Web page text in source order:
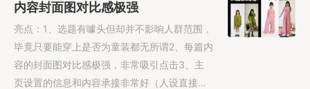
内容封面图对比感极强
亮点：1、选题有噱头但却并不影响人群范围，
毕竟只要能穿上是否为童装都无所谓2、每篇内
容的封面图对比感极强，非常吸引点击3、主
页设置的信息和内容承接非常好（人设直接立